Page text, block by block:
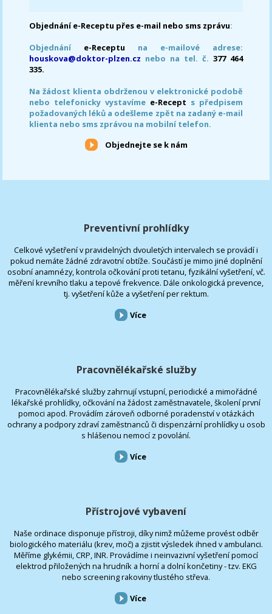
Objednání e-Receptu přes e-mail nebo sms zprávu:
Objednání e-Receptu na e-mailové adrese:
houskova@doktor-plzen.cz nebo na tel. č. 377 464
335.
Na žádost klienta obdrženou v elektronické podobě
nebo telefonicky vystavíme e-Recept s předpisem
požadovaných léků a odešleme zpět na zadaný e-mail
klienta nebo sms zprávou na mobilní telefon.
Objednejte se k nám
Preventivní prohlídky
Celkové vyšetření v pravidelných dvouletých intervalech se provádí i
pokud nemáte žádné zdravotní obtíže. Součástí je mimo jiné doplnění
osobní anamnézy, kontrola očkování proti tetanu, fyzikální vyšetření, vč.
měření krevního tlaku a tepové frekvence. Dále onkologická prevence,
tj. vyšetření kůže a vyšetření per rektum.
Více
Pracovnělékařské služby
Pracovnělékařské služby zahrnují vstupní, periodické a mimořádné
lékařské prohlídky, očkování na žádost zaměstnavatele, školení první
pomoci apod. Provádím zároveň odborné poradenství v otázkách
ochrany a podpory zdraví zaměstnanců či dispenzární prohlídky u osob
s hlášenou nemocí z povolání.
Více
Přístrojové vybavení
Naše ordinace disponuje přístroji, díky nimž můžeme provést odběr
biologického materiálu (krev, moč) a zjistit výsledek ihned v ambulanci.
Měříme glykémii, CRP, INR. Provádíme i neinvazivní vyšetření pomocí
elektrod přiložených na hrudník a horní a dolní končetiny - tzv. EKG
nebo screening rakoviny tlustého střeva.
Více